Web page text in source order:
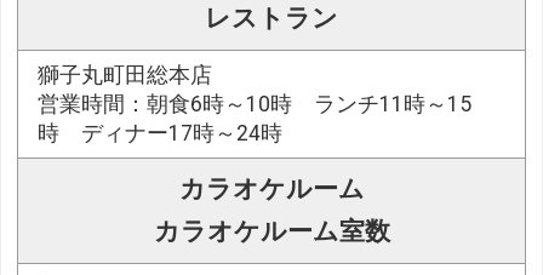
レストラン
獅子丸町田総本店
営業時間：朝食6時～10時 ランチ11時～15
時 ディナー17時～24時
カラオケルーム
カラオケルーム室数